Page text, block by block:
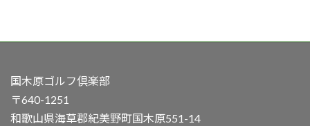
国木原ゴルフ倶楽部
〒640-1251
和歌山県海草郡紀美野町国木原551-14